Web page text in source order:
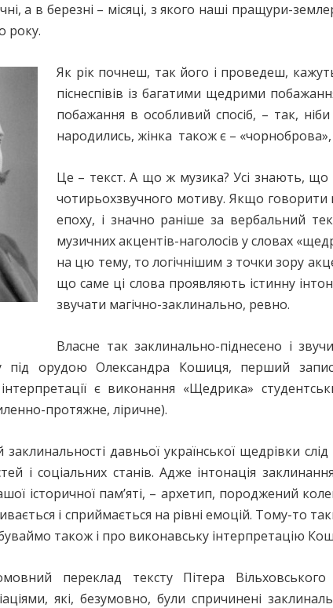
а в березні – місяці, з якого наші пращури-
року.
Як рік почнеш, так його і проведеш,
піснеспівів із багатими щедрими
побажання в особливий спосіб, – так,
народились, жінка також є –
Це – текст. А що ж музика? Усі знають, що
чотирьохзвучного мотиву. Якщо говорити
епоху, і значно раніше за вербальний
музичних акцентів-наголосів у словах
на цю тему, то логічнішим з точки зору
що саме ці слова проявляють істинну
звучати магічно-заклинально, ревно.
Власне так заклинально-піднесено і
під орудою Олександра Кошиця, перший
є виконання «Щедрика»
протяжне, ліричне).
давньої української щедрівки
і соціальних станів. Адже інтонація
історичної пам’яті, – архетип, породжений
і сприймається на рівні емоцій. Тому-то
також і про виконавську інтерпретацію
переклад тексту Пітера
які, безумовно, були спричинені